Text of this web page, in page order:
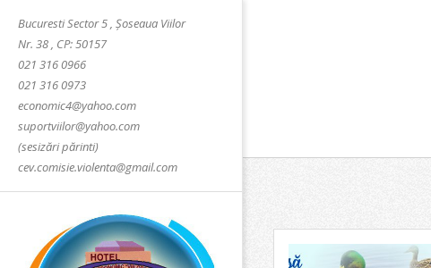
Bucuresti Sector 5 , Șoseaua Viilor
Nr. 38 , CP: 50157
021 316 0966
021 316 0973
economic4@yahoo.com
suportviilor@yahoo.com
(sesizări părinti)
cev.comisie.violenta@gmail.com